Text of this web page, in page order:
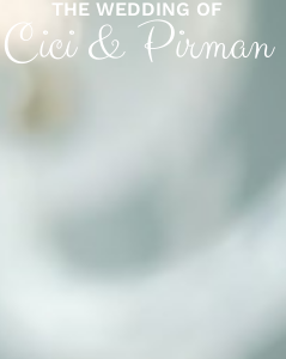
THE WEDDING OF
Cici & Pirman